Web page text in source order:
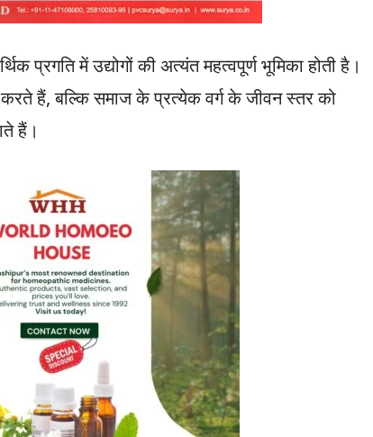
प्रगति में उद्योगों की अत्यंत महत्वपूर्ण भूमिका होती है।
हैं, बल्कि समाज के प्रत्येक वर्ग के जीवन स्तर को
हैं।